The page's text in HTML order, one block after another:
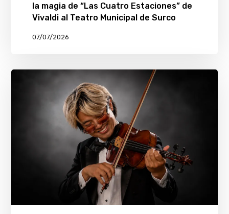
la magia de “Las Cuatro Estaciones” de
Vivaldi al Teatro Municipal de Surco
07/07/2026